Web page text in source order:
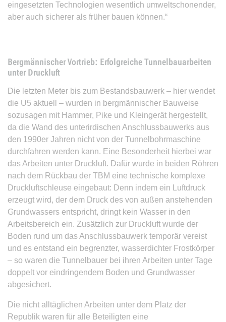
eingesetzten Technologien wesentlich umweltschonender,
aber auch sicherer als früher bauen können.“
Bergmännischer Vortrieb: Erfolgreiche Tunnelbauarbeiten
unter Druckluft
Die letzten Meter bis zum Bestandsbauwerk – hier wendet
die U5 aktuell – wurden in bergmännischer Bauweise
sozusagen mit Hammer, Pike und Kleingerät hergestellt,
da die Wand des unterirdischen Anschlussbauwerks aus
den 1990er Jahren nicht von der Tunnelbohrmaschine
durchfahren werden kann. Eine Besonderheit hierbei war
das Arbeiten unter Druckluft. Dafür wurde in beiden Röhren
nach dem Rückbau der TBM eine technische komplexe
Druckluftschleuse eingebaut: Denn indem ein Luftdruck
erzeugt wird, der dem Druck des von außen anstehenden
Grundwassers entspricht, dringt kein Wasser in den
Arbeitsbereich ein. Zusätzlich zur Druckluft wurde der
Boden rund um das Anschlussbauwerk temporär vereist
und es entstand ein begrenzter, wasserdichter Frostkörper
– so waren die Tunnelbauer bei ihren Arbeiten unter Tage
doppelt vor eindringendem Boden und Grundwasser
abgesichert.
Die nicht alltäglichen Arbeiten unter dem Platz der
Republik waren für alle Beteiligten eine